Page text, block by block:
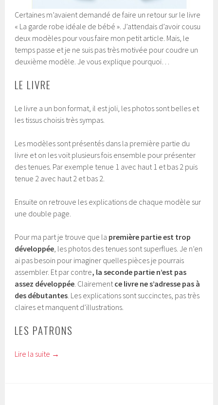
Certaines m’avaient demandé de faire un retour sur le livre
« La garde robe idéale de bébé ». J’attendais d’avoir cousu
deux modèles pour vous faire mon petit article. Mais, le
temps passe et je ne suis pas très motivée pour coudre un
deuxième modèle. Je vous explique pourquoi…
LE LIVRE
Le livre a un bon format, il est joli, les photos sont belles et
les tissus choisis très sympas.
Les modèles sont présentés dans la première partie du
livre et on les voit plusieurs fois ensemble pour présenter
des tenues. Par exemple tenue 1 avec haut 1 et bas 2 puis
tenue 2 avec haut 2 et bas 2.
Ensuite on retrouve les explications de chaque modèle sur
une double page.
Pour ma part je trouve que la première partie est trop
développée, les photos des tenues sont superflues. Je n’en
ai pas besoin pour imaginer quelles pièces je pourrais
assembler. Et par contre, la seconde partie n’est pas
assez développée. Clairementce livre ne s’adresse pas à
des débutantes. Les explications sont succinctes, pas très
claires et manquent d’illustrations.
LES PATRONS
Lire la suite →